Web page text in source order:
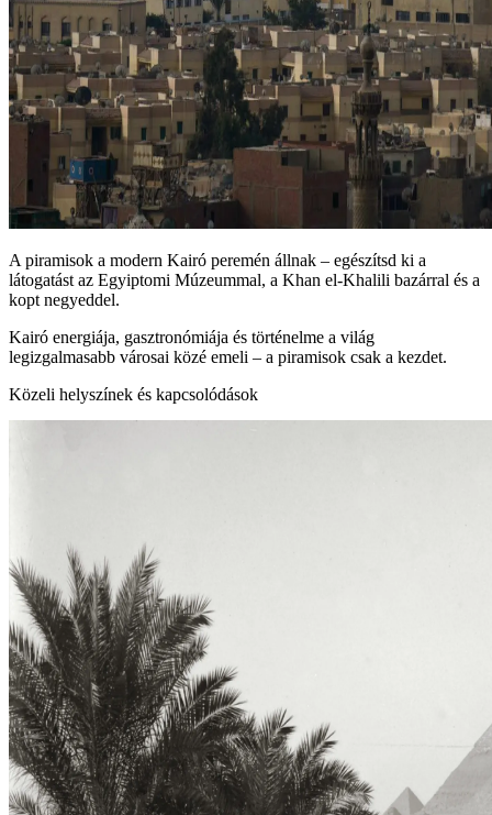
A piramisok a modern Kairó peremén állnak – egészítsd ki a
látogatást az Egyiptomi Múzeummal, a Khan el‑Khalili bazárral és a
kopt negyeddel.
Kairó energiája, gasztronómiája és történelme a világ
legizgalmasabb városai közé emeli – a piramisok csak a kezdet.
Közeli helyszínek és kapcsolódások